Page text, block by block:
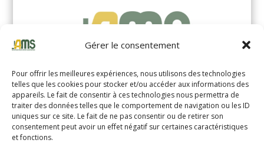
Gérer le consentement
Pour offrir les meilleures expériences, nous utilisons des technologies
telles que les cookies pour stocker et/ou accéder aux informations des
appareils. Le fait de consentir à ces technologies nous permettra de
traiter des données telles que le comportement de navigation ou les ID
uniques sur ce site. Le fait de ne pas consentir ou de retirer son
consentement peut avoir un effet négatif sur certaines caractéristiques
et fonctions.
YALE MS14XIL (2510)